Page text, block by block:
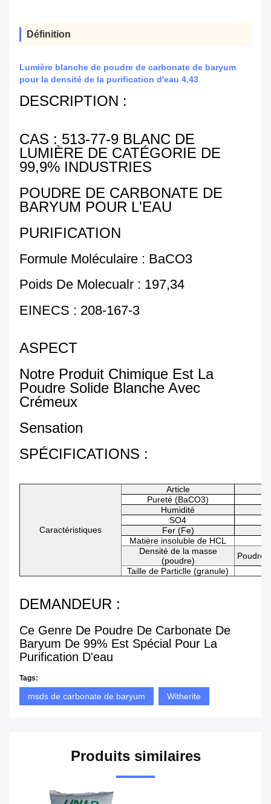
Définition
Lumière blanche de poudre de carbonate de baryum
pour la densité de la purification d'eau 4,43
DESCRIPTION :
CAS : 513-77-9 BLANC DE
LUMIÈRE DE CATÉGORIE DE
99,9% INDUSTRIES
POUDRE DE CARBONATE DE
BARYUM POUR L'EAU
PURIFICATION
Formule Moléculaire : BaCO3
Poids De Molecualr : 197,34
EINECS : 208-167-3
ASPECT
Notre Produit Chimique Est La
Poudre Solide Blanche Avec
Crémeux
Sensation
SPÉCIFICATIONS :
Caractéristiques
Article
Pureté (BaCO3)
Humidité
SO4
Fer (Fe)
Matière insoluble de HCL
Densité de la masse
(poudre)
Poudre
Taille de Particlle (granule)
DEMANDEUR :
Ce Genre De Poudre De Carbonate De
Baryum De 99% Est Spécial Pour La
Purification D'eau
Tags:
msds de carbonate de baryum Witherite
Produits similaires